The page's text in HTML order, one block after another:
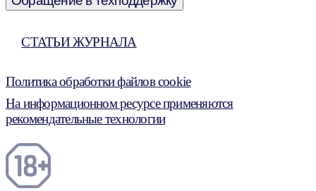
СТАТЬИ ЖУРНАЛА
Политика обработки файлов cookie
На информационном ресурсе применяются
рекомендательные технологии